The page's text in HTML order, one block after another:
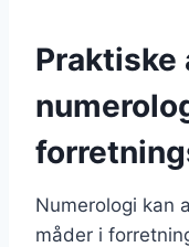
Praktiske
Numerologi kan
måder i